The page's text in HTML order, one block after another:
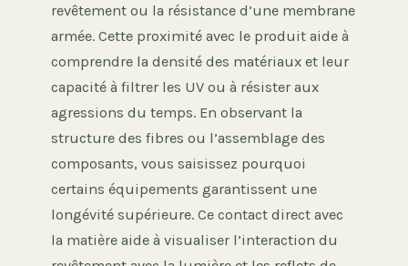
revêtement ou la résistance d’une membrane
armée. Cette proximité avec le produit aide à
comprendre la densité des matériaux et leur
capacité à filtrer les UV ou à résister aux
agressions du temps. En observant la
structure des fibres ou l’assemblage des
composants, vous saisissez pourquoi
certains équipements garantissent une
longévité supérieure. Ce contact direct avec
la matière aide à visualiser l’interaction du